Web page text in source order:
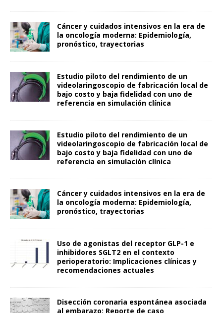
Cáncer y cuidados intensivos en la era de
la oncología moderna: Epidemiología,
pronóstico, trayectorias
Estudio piloto del rendimiento de un
videolaringoscopio de fabricación local de
bajo costo y baja fidelidad con uno de
referencia en simulación clínica
Estudio piloto del rendimiento de un
videolaringoscopio de fabricación local de
bajo costo y baja fidelidad con uno de
referencia en simulación clínica
Cáncer y cuidados intensivos en la era de
la oncología moderna: Epidemiología,
pronóstico, trayectorias
Uso de agonistas del receptor GLP-1 e
inhibidores SGLT2 en el contexto
perioperatorio: Implicaciones clínicas y
recomendaciones actuales
Disección coronaria espontánea asociada
al embarazo: Reporte de caso